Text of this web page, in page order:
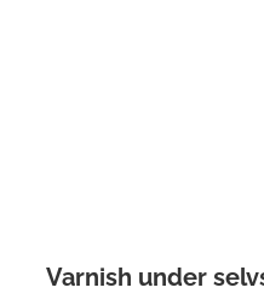
Varnish under